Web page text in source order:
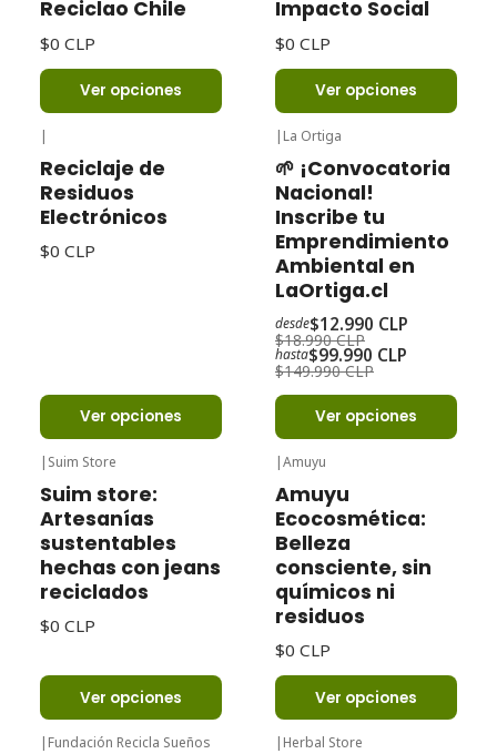
Reciclao Chile
$0 CLP
Ver opciones
Impacto Social
$0 CLP
Ver opciones
|
Reciclaje de
Residuos
Electrónicos
$0 CLP
Ver opciones
| La Ortiga
🌱 ¡Convocatoria
Nacional!
Inscribe tu
Emprendimiento
Ambiental en
LaOrtiga.cl
desde$12.990 CLP
$18.990 CLP
hasta$99.990 CLP
$149.990 CLP
Ver opciones
| Suim Store
Suim store:
Artesanías
sustentables
hechas con jeans
reciclados
$0 CLP
Ver opciones
|Amuyu
Amuyu
Ecocosmética:
Belleza
consciente, sin
químicos ni
residuos
$0 CLP
Ver opciones
| Fundación Recicla Sueños | Herbal Store